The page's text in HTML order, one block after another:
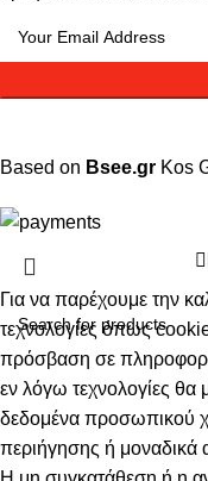
Based on Bsee.gr Kos
Για να παρέχουμε την
τεχνολογίες όπως
πρόσβαση σε
εν λόγω τεχνολογίες θα
δεδομένα προσωπικού
περιήγησης ή μοναδικά